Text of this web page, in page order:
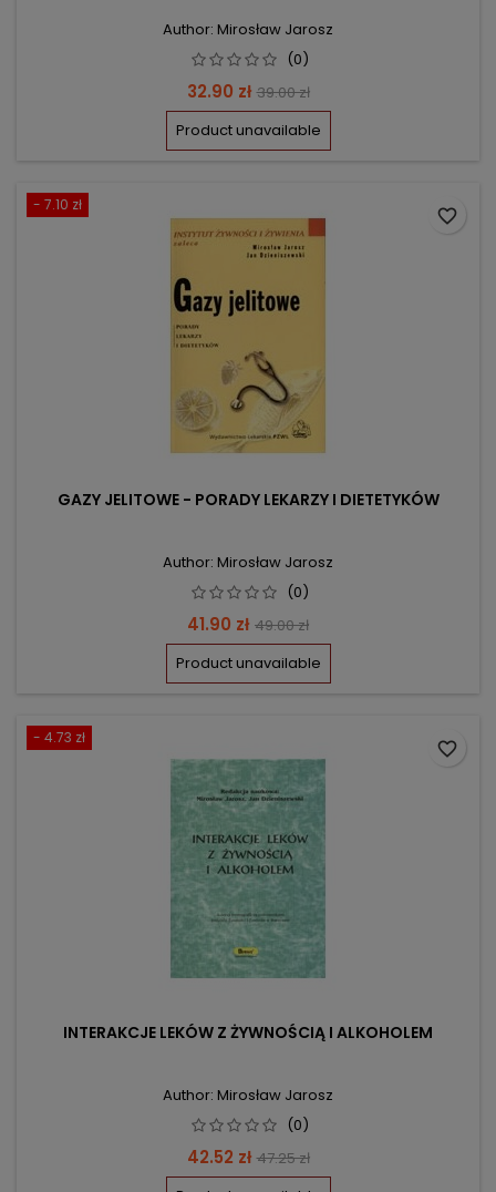
Author: Mirosław Jarosz
(0)
Price
32.90 zł Regular
price
39.00 zł
Product unavailable
- 7.10 zł
GAZY JELITOWE - PORADY LEKARZY I DIETETYKÓW
Author: Mirosław Jarosz
(0)
Price
41.90 zł Regular
price
49.00 zł
Product unavailable
favorite_border
- 4.73 zł
INTERAKCJE LEKÓW Z ŻYWNOŚCIĄ I ALKOHOLEM
Author: Mirosław Jarosz
(0)
Price
42.52 zł Regular
price
47.25 zł
favorite_border